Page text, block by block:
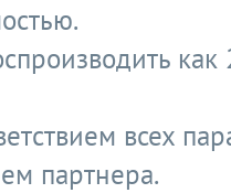
как
всех
партнера.